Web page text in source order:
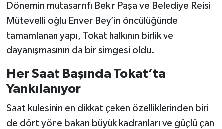
Dönemin mutasarrıfı Bekir Paşa ve Belediye Reisi
Mütevelli oğlu Enver Bey’in öncülüğünde
tamamlanan yapı, Tokat halkının birlik ve
dayanışmasının da bir simgesi oldu.
Her Saat Başında Tokat’ta
Yankılanıyor
Saat kulesinin en dikkat çeken özelliklerinden biri
de dört yöne bakan büyük kadranları ve güçlü çan